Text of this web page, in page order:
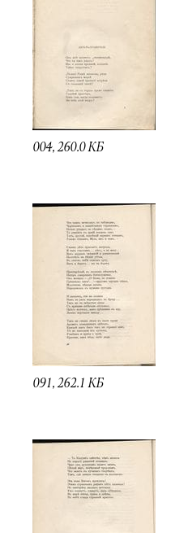
004, 260.0 КБ
091, 262.1 КБ